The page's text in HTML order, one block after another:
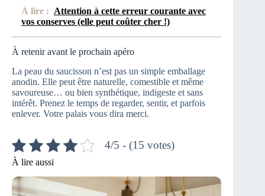
À lire : Attention à cette erreur courante avec
vos conserves (elle peut coûter cher !)
À retenir avant le prochain apéro
La peau du saucisson n’est pas un simple emballage
anodin. Elle peut être naturelle, comestible et même
savoureuse… ou bien synthétique, indigeste et sans
intérêt. Prenez le temps de regarder, sentir, et parfois
enlever. Votre palais vous dira merci.
4/5 - (15 votes)
À lire aussi